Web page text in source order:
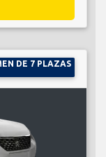
DE 7 PLAZAS